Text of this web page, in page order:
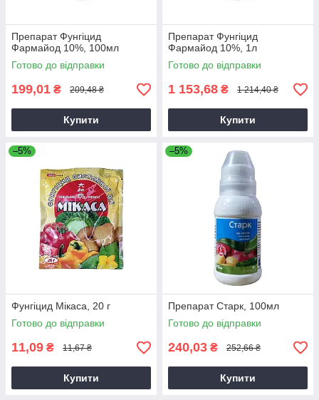
Препарат Фунгіцид
Фармайод 10%, 100мл
Готово до відправки
199,01 ₴ 209,48 ₴
Купити
Препарат Фунгіцид
Фармайод 10%, 1л
Готово до відправки
1 153,68 ₴ 1 214,40 ₴
Купити
–5%
Фунгіцид Мікаса, 20 г
Готово до відправки
11,09 ₴ 11,67 ₴
Купити
–5%
Препарат Старк, 100мл
Готово до відправки
240,03 ₴ 252,66 ₴
Купити